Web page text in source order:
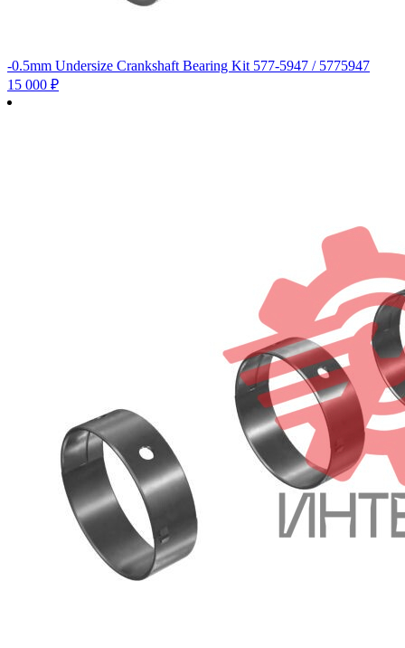
-0.5mm Undersize Crankshaft Bearing Kit 577-5947 / 5775947
15 000 ₽